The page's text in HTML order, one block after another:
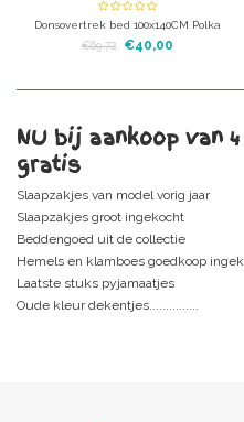
Donsovertrek bed 100x140CM Polka
Verde Wij verkopen de hele Polka
op voor vragen!
€69,72 €40,00
NU bij aankoop van
gratis
Slaapzakjes van model vorig jaar
Slaapzakjes groot ingekocht
Beddengoed uit de collectie
Hemels en klamboes goedkoop
Laatste stuks pyjamaatjes
Oude kleur dekentjes...............